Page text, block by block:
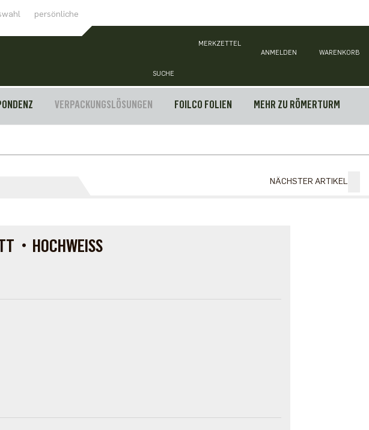
persönliche
SUCHE
MERKZETTEL
ANMELDEN
WARENKORB
VERPACKUNGSLÖSUNGEN FOILCO FOLIEN MEHR ZU RÖMERTURM
NÄCHSTER ARTIKEL
・HOCHWEISS